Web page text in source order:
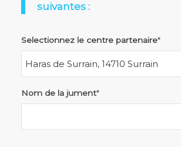
suivantes :
Selectionnez le centre partenaire*
Nom de la jument*